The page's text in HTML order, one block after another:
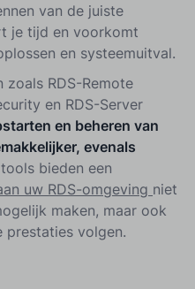
van de juiste
je tijd en voorkomt
en systeemuitval.
zoals RDS-Remote
en RDS-Server
en beheren van
evenals
bieden een
uw RDS-omgeving niet
maken, maar ook
prestaties volgen.